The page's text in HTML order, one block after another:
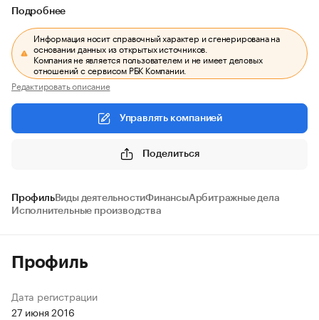
Подробнее
Информация носит справочный характер и сгенерирована на
основании данных из открытых источников.
Компания не является пользователем и не имеет деловых
отношений с сервисом РБК Компании.
Редактировать описание
Управлять компанией
Поделиться
ПрофильВиды деятельностиФинансыАрбитражные дела
Исполнительные производства
Профиль
Дата регистрации
27 июня 2016